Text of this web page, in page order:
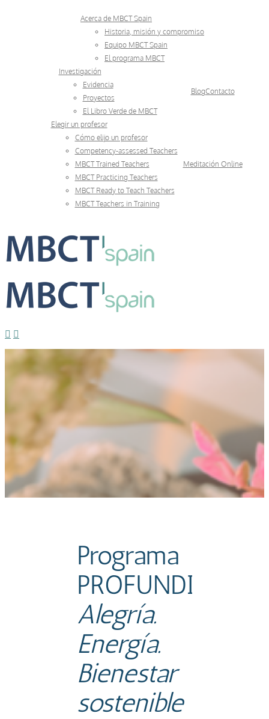
Acerca de MBCT Spain
Historia, misión y compromiso
Equipo MBCT Spain
El programa MBCT
Investigación
Evidencia
Proyectos
El Libro Verde de MBCT
BlogContacto
Elegir un profesor
Cómo elijo un profesor
Competency-assessed Teachers
MBCT Trained Teachers
MBCT Practicing Teachers
MBCT Ready to Teach Teachers
MBCT Teachers in Training
Meditación Online
Profundización 2026: Alegría, energía y
Estrella2025-12-02T21:20:19+01:00
Programa
Alegría.
Energía.
Bienestar
sostenible